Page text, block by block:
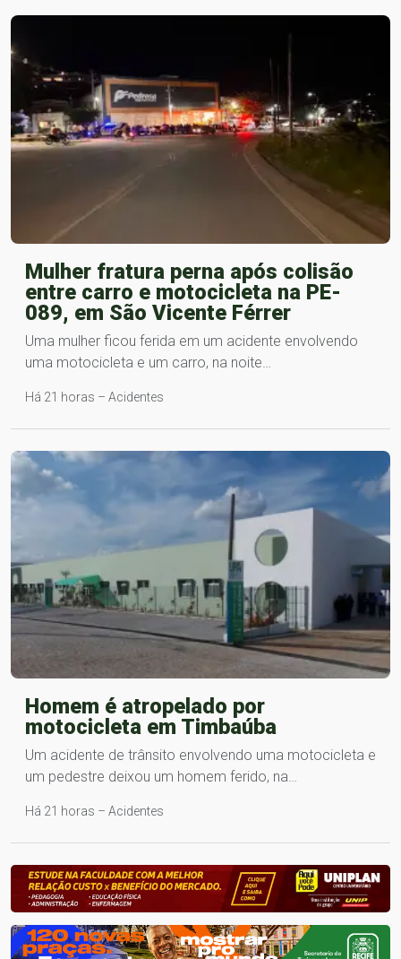
Mulher fratura perna após colisão
entre carro e motocicleta na PE-
089, em São Vicente Férrer
Uma mulher ficou ferida em um acidente envolvendo
uma motocicleta e um carro, na noite…
Há 21 horas – Acidentes
Homem é atropelado por
motocicleta em Timbaúba
Um acidente de trânsito envolvendo uma motocicleta e
um pedestre deixou um homem ferido, na…
Há 21 horas – Acidentes